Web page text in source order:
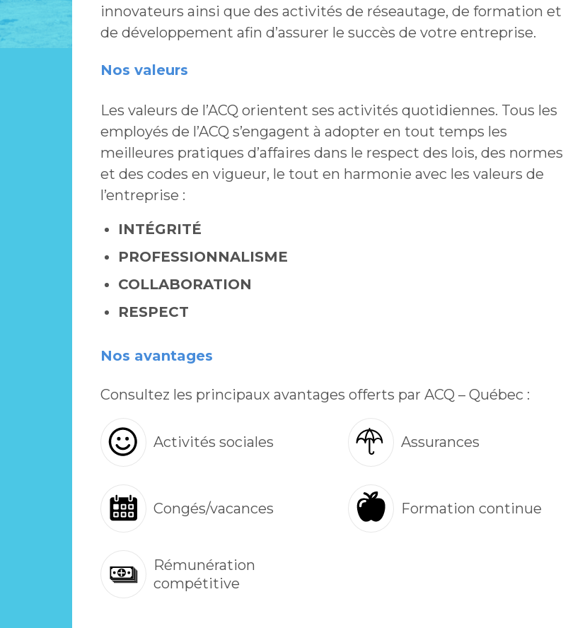
innovateurs ainsi que des activités de réseautage, de formation et
de développement afin d’assurer le succès de votre entreprise.
Nos valeurs
Les valeurs de l’ACQ orientent ses activités quotidiennes. Tous les
employés de l’ACQ s’engagent à adopter en tout temps les
meilleures pratiques d’affaires dans le respect des lois, des normes
et des codes en vigueur, le tout en harmonie avec les valeurs de
l’entreprise :
INTÉGRITÉ
PROFESSIONNALISME
COLLABORATION
RESPECT
Nos avantages
Consultez les principaux avantages offerts par ACQ – Québec :
Activités sociales Assurances
Congés/vacances Formation continue
Rémunération
compétitive